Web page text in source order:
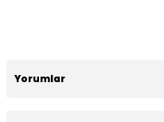
Yorumlar